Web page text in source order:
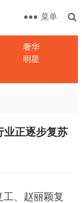
奢华
明星
菜单
业正逐步复苏
、赵丽颖复